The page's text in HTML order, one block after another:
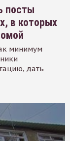
посты
в которых
минимум
дать